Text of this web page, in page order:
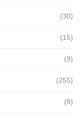
(30)
(15)
(9)
(255)
(9)